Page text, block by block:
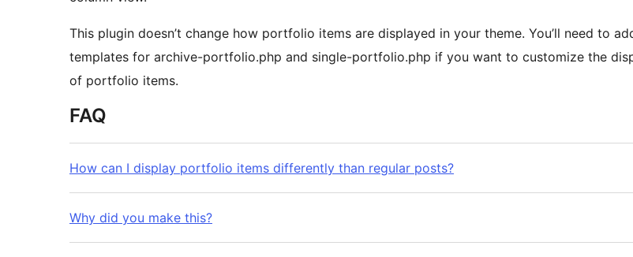
This plugin doesn’t change how portfolio items are displayed in your theme. You’ll need to add
templates for archive-portfolio.php and single-portfolio.php if you want to customize the
of portfolio items.
FAQ
How can I display portfolio items differently than regular posts?
Why did you make this?